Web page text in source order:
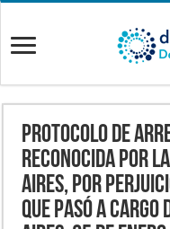
Protocolo de
reconocida por
Aires, por
que pasó a cargo